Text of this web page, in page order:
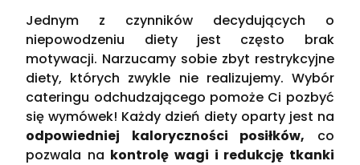
Jednym z czynników decydujących o
niepowodzeniu diety jest często brak
motywacji. Narzucamy sobie zbyt restrykcyjne
diety, których zwykle nie realizujemy. Wybór
cateringu odchudzającego pomoże Ci pozbyć
się wymówek! Każdy dzień diety oparty jest na
odpowiedniej kaloryczności posiłków, co
pozwala na kontrolę wagi i redukcję tkanki